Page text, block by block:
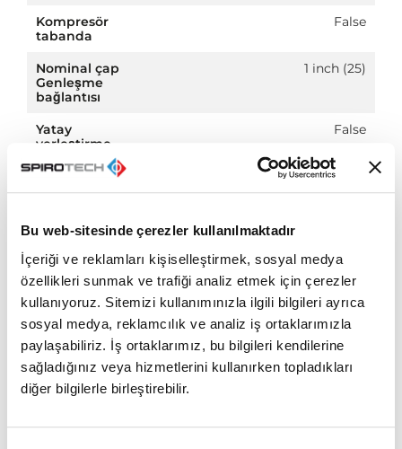
Bu web-sitesinde çerezler kullanılmaktadır
İçeriği ve reklamları kişiselleştirmek, sosyal medya
özellikleri sunmak ve trafiği analiz etmek için çerezler
kullanıyoruz. Sitemizi kullanımınızla ilgili bilgileri ayrıca
sosyal medya, reklamcılık ve analiz iş ortaklarımızla
paylaşabiliriz. İş ortaklarımız, bu bilgileri kendilerine
sağladığınız veya hizmetlerini kullanırken topladıkları
diğer bilgilerle birleştirebilir.
Kompresör
tabanda
False
Nominal çap
Genleşme
bağlantısı
1 inch (25)
Yatay
yerleştirme
False
Bağlantı gerilimi
230.0 V
Indirme
BIM